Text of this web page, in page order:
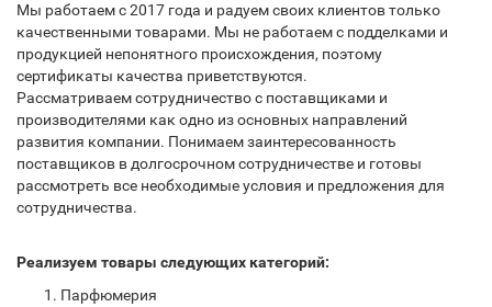
Мы работаем с 2017 года и радуем своих клиентов только
качественными товарами. Мы не работаем с подделками и
продукцией непонятного происхождения, поэтому
сертификаты качества приветствуются.
Рассматриваем сотрудничество с поставщиками и
производителями как одно из основных направлений
развития компании. Понимаем заинтересованность
поставщиков в долгосрочном сотрудничестве и готовы
рассмотреть все необходимые условия и предложения для
сотрудничества.
Реализуем товары следующих категорий:
Парфюмерия